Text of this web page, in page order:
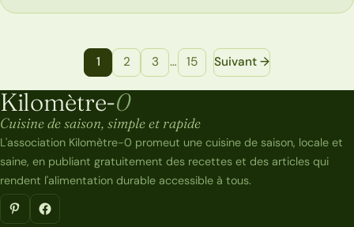
Navigation entre les pages de recettes
1 2 3 … 15 Suivant →
Kilomètre-0
Kilomètre-0
Cuisine de saison, simple et rapide
L'association Kilomètre-0 promeut une cuisine de saison, locale et
saine, en publiant gratuitement des recettes et des articles qui
rendent l'alimentation durable accessible à tous.